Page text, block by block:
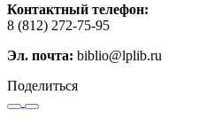
Контактный телефон:
8 (812) 272-75-95
Эл. почта: biblio@lplib.ru
Поделиться